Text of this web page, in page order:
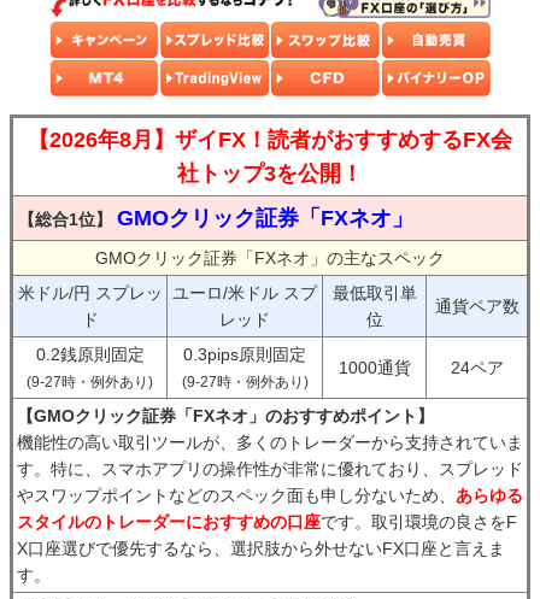
【2026年8月】ザイFX！読者がおすすめするFX会
社トップ3を公開！
【総合1位】 GMOクリック証券「FXネオ」
GMOクリック証券「FXネオ」の主なスペック
米ドル/円 スプレッ
ド
ユーロ/米ドル スプ
レッド
最低取引単
位
通貨ペア数
0.2銭原則固定
(9-27時・例外あり)
0.3pips原則固定
(9-27時・例外あり)
1000通貨 24ペア
【GMOクリック証券「FXネオ」のおすすめポイント】
機能性の高い取引ツールが、多くのトレーダーから支持されていま
す。特に、スマホアプリの操作性が非常に優れており、スプレッド
やスワップポイントなどのスペック面も申し分ないため、 あらゆる
スタイルのトレーダーにおすすめの口座です。取引環境の良さをF
X口座選びで優先するなら、選択肢から外せないFX口座と言えま
す。